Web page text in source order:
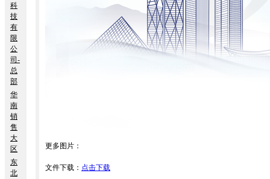
科
技
有
限
公
司-
总
部
华
南
销
售
大
区
东
北
更多图片：
文件下载： 点击下载